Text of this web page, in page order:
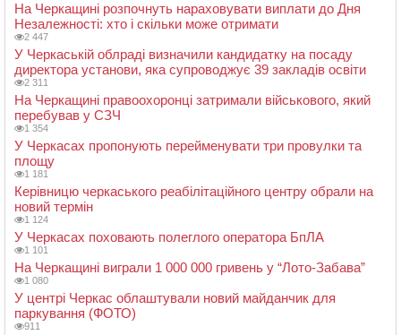
На Черкащині розпочнуть нараховувати виплати до Дня
Незалежності: хто і скільки може отримати
2 447
У Черкаській облраді визначили кандидатку на посаду
директора установи, яка супроводжує 39 закладів освіти
2 311
На Черкащині правоохоронці затримали військового, який
перебував у СЗЧ
1 354
У Черкасах пропонують перейменувати три провулки та
площу
1 181
Керівницю черкаського реабілітаційного центру обрали на
новий термін
1 124
У Черкасах поховають полеглого оператора БпЛА
1 101
На Черкащині виграли 1 000 000 гривень у “Лото-Забава”
1 080
У центрі Черкас облаштували новий майданчик для
паркування (ФОТО)
911